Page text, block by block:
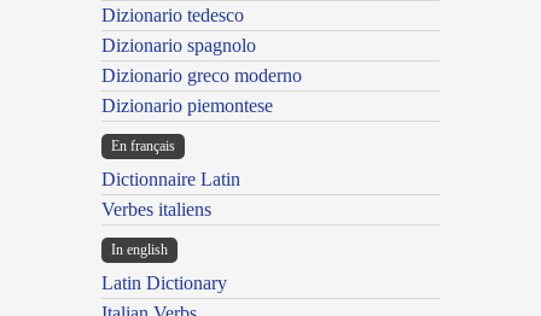
Dizionario tedesco
Dizionario spagnolo
Dizionario greco moderno
Dizionario piemontese
En français
Dictionnaire Latin
Verbes italiens
In english
Latin Dictionary